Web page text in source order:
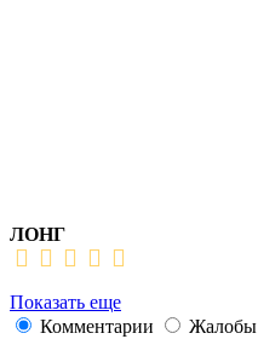
ЛОНГ
Показать еще
Комментарии
Жалобы